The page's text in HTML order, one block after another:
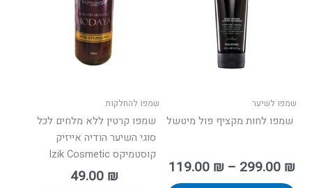
שמפו לשיער
שמפו לחות מקציף פול מיטשל
119.00 ₪ – 299.00 ₪
בעמוד
המוצר
שמפו להחלקות
שמפו קרטין ללא מלחים לכל
סוגי השיער הודיה אייזיק
קוסטמיקס Izik Cosmetic
49.00 ₪